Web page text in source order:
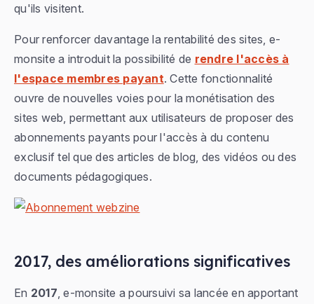
qu'ils visitent.
Pour renforcer davantage la rentabilité des sites, e-
monsite a introduit la possibilité de rendre l'accès à
l'espace membres payant. Cette fonctionnalité
ouvre de nouvelles voies pour la monétisation des
sites web, permettant aux utilisateurs de proposer des
abonnements payants pour l'accès à du contenu
exclusif tel que des articles de blog, des vidéos ou des
documents pédagogiques.
2017, des améliorations significatives
En 2017 , e-monsite a poursuivi sa lancée en apportant